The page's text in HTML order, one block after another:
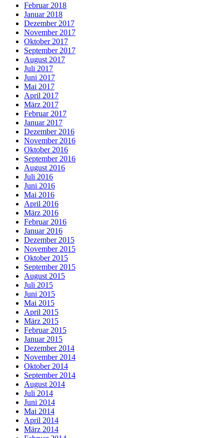
Februar 2018
Januar 2018
Dezember 2017
November 2017
Oktober 2017
September 2017
August 2017
Juli 2017
Juni 2017
Mai 2017
April 2017
März 2017
Februar 2017
Januar 2017
Dezember 2016
November 2016
Oktober 2016
September 2016
August 2016
Juli 2016
Juni 2016
Mai 2016
April 2016
März 2016
Februar 2016
Januar 2016
Dezember 2015
November 2015
Oktober 2015
September 2015
August 2015
Juli 2015
Juni 2015
Mai 2015
April 2015
März 2015
Februar 2015
Januar 2015
Dezember 2014
November 2014
Oktober 2014
September 2014
August 2014
Juli 2014
Juni 2014
Mai 2014
April 2014
März 2014